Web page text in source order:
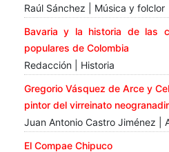
Raúl Sánchez | Música y folclor
Bavaria y la historia de las
populares de Colombia
Redacción | Historia
Gregorio Vásquez de Arce y
pintor del virreinato
Juan Antonio Castro Jiménez |
El Compae Chipuco